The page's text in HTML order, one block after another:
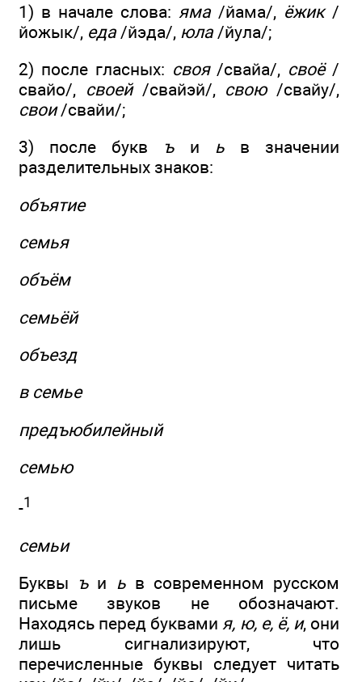
1) в начале слова: яма /йама/, ёжик/
йожык/, еда /йэда/, юла /йула/;
2) после гласных: своя/свайа/, своё/
свайо/, своей/свайэй/, свою/свайу/,
свои/свайи/;
3) после букв
ъи ьв значении
разделительных знаков:
объятие
семья
объём
семьёй
объезд
в семье
предъюбилейный
семью
-1
семьи
Буквы ъи ьв современном русском
письме звуков не обозначают.
Находясь перед буквамия, ю, е, ё, и, они
лишь сигнализируют, что
перечисленные буквы следует читать